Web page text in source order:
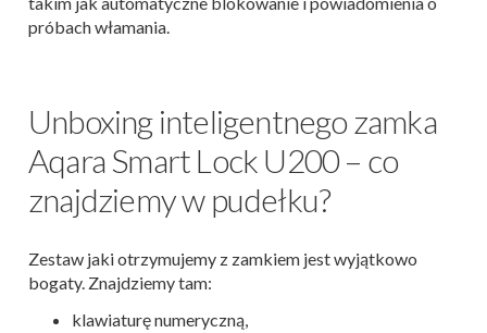
próbach włamania.
Unboxing inteligentnego zamka
Aqara Smart Lock U200 – co
znajdziemy w pudełku?
Zestaw jaki otrzymujemy z zamkiem jest wyjątkowo
bogaty. Znajdziemy tam:
klawiaturę numeryczną,